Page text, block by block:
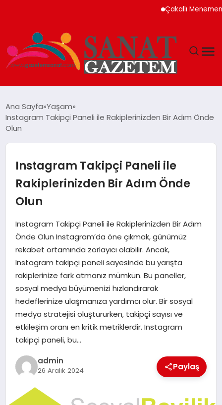
Çakallı Menemeni
TEKNOLOJI
YAŞAM
EKONOMI
SAĞLIK
DÜNYA
EĞITIM
Ana Sayfa Yaşam
Instagram Takipçi Paneli ile Rakiplerinizden Bir Adım Önde
Olun
Instagram Takipçi Paneli ile
Rakiplerinizden Bir Adım Önde
Olun
Instagram Takipçi Paneli ile Rakiplerinizden Bir Adım
Önde Olun Instagram’da öne çıkmak, günümüz
rekabet ortamında zorlayıcı olabilir. Ancak,
Instagram takipçi paneli sayesinde bu yarışta
rakiplerinize fark atmanız mümkün. Bu paneller,
sosyal medya büyümenizi hızlandırarak
hedeflerinize ulaşmanıza yardımcı olur. Bir sosyal
medya stratejisi oluştururken, takipçi sayısı ve
etkileşim oranı en kritik metriklerdir. Instagram
takipçi paneli, bu…
admin
26 Aralık 2024 Paylaş